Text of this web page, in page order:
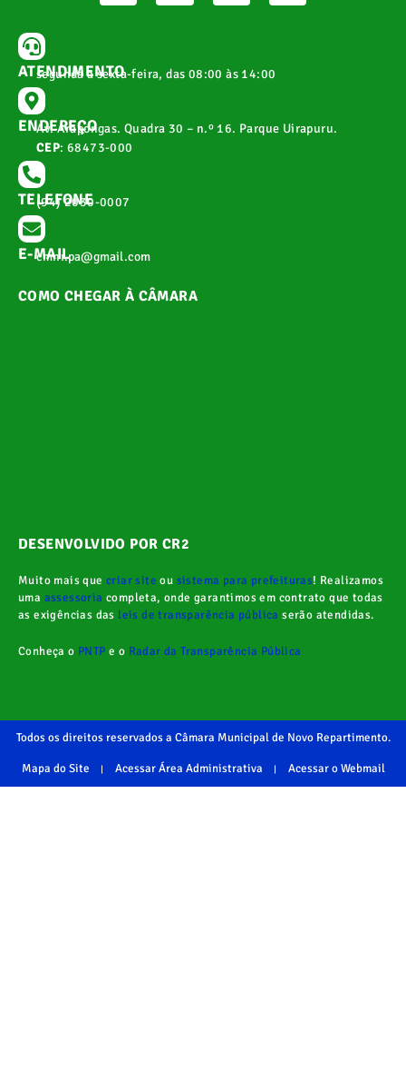
ATENDIMENTO
segunda a sexta-feira, das 08:00 às 14:00
ENDEREÇO
Av. Arapongas. Quadra 30 – n.º 16. Parque Uirapuru.
CEP: 68473-000
TELEFONE
(94) 2030-0007
E-MAIL
cmnr.pa@gmail.com
COMO CHEGAR À CÂMARA
DESENVOLVIDO POR CR2
Muito mais quecriar site ou sistema para prefeituras! Realizamos
uma assessoria completa, onde garantimos em contrato que todas
as exigências das leis de transparência pública serão atendidas.
Conheça o PNTP e o Radar da Transparência Pública
Todos os direitos reservados a Câmara Municipal de Novo Repartimento.
Mapa do Site Acessar Área Administrativa Acessar o Webmail